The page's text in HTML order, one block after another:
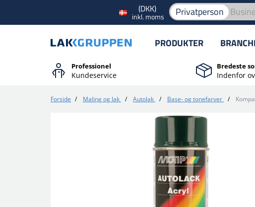
(DKK)
inkl. moms Privatperson
PRODUKTER
Professionel
Kundeservice
Bredeste
Indenfor
Forside / Maling og lak / Autolak / Base- og tonefarver /